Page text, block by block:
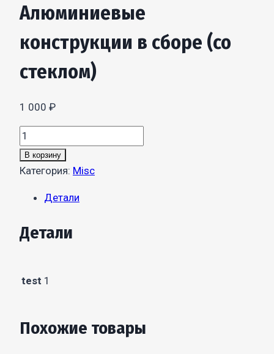
Алюминиевые
конструкции в сборе (со
стеклом)
1 000 ₽
Количество
товара
Алюминиевые
(со
В корзину
Категория: Misc
Детали
Детали
test 1
Похожие товары